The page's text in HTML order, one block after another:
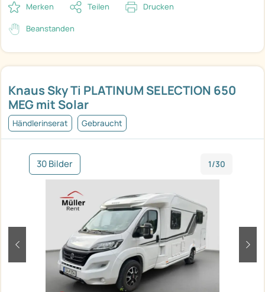
Knaus Sky Ti PLATINUM SELECTION 650
MEG mit Solar
Händlerinserat Gebraucht
30 Bilder 1/30
zurück
Merken Teilen Drucken
Beanstanden